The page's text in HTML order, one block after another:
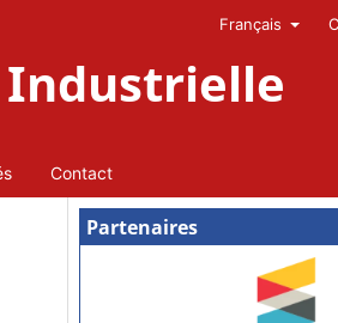
Industrielle
Contact
Français
Partenaires